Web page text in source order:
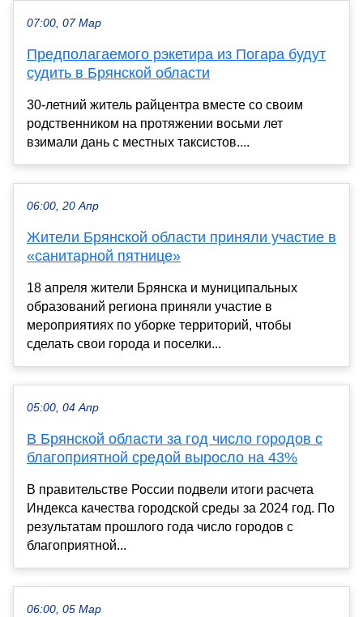
07:00, 07 Мар
Предполагаемого рэкетира из Погара будут
судить в Брянской области
30-летний житель райцентра вместе со своим
родственником на протяжении восьми лет
взимали дань с местных таксистов....
06:00, 20 Апр
Жители Брянской области приняли участие в
«санитарной пятнице»
18 апреля жители Брянска и муниципальных
образований региона приняли участие в
мероприятиях по уборке территорий, чтобы
сделать свои города и поселки...
05:00, 04 Апр
В Брянской области за год число городов с
благоприятной средой выросло на 43%
В правительстве России подвели итоги расчета
Индекса качества городской среды за 2024 год. По
результатам прошлого года число городов с
благоприятной...
06:00, 05 Мар